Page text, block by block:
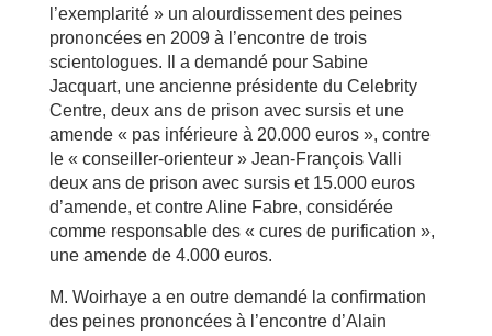
l’exemplarité » un alourdissement des peines
prononcées en 2009 à l’encontre de trois
scientologues. Il a demandé pour Sabine
Jacquart, une ancienne présidente du Celebrity
Centre, deux ans de prison avec sursis et une
amende « pas inférieure à 20.000 euros », contre
le « conseiller-orienteur » Jean-François Valli
deux ans de prison avec sursis et 15.000 euros
d’amende, et contre Aline Fabre, considérée
comme responsable des « cures de purification »,
une amende de 4.000 euros.
M. Woirhaye a en outre demandé la confirmation
des peines prononcées à l’encontre d’Alain